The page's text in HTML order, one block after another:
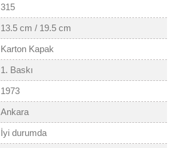
315
13.5 cm / 19.5 cm
Karton Kapak
1. Baskı
1973
Ankara
İyi durumda